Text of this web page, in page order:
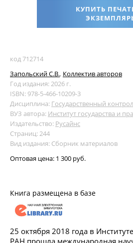
КУПИТЬ
код 712714
Запольский С.В., Коллектив авторов
Год издания: 2026 г.
ISBN: 978-5-466-10209-3
Дисциплина: Государственный
ВУЗ автора: Институт государства и
Издательство: Русайнс
Страниц: 244
Вид издания: Сборник материалов
Оптовая цена: 1 300 руб.
Книга размещена в базе
25 октября 2018 года в
РАН прошла международная